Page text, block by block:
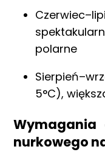
polarne
5°C),
Wymagania
nurkowego